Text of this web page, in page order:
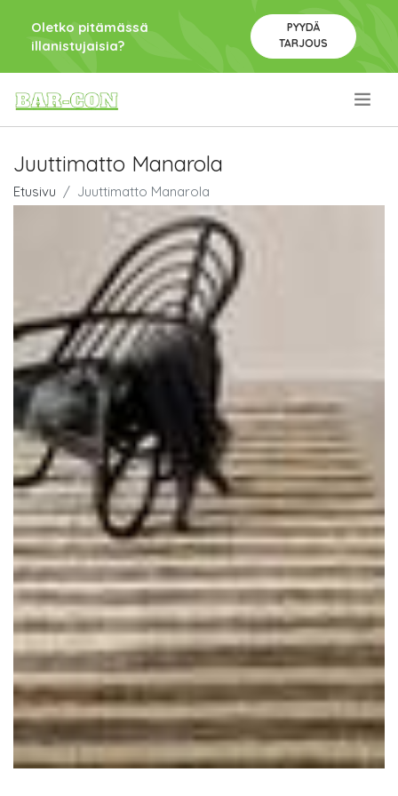
Oletko pitämässä
illanistujaisia?
PYYDÄ
TARJOUS
Juuttimatto Manarola
Etusivu Juuttimatto Manarola